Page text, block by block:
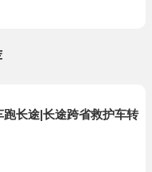
跑长途|长途跨省救护车转